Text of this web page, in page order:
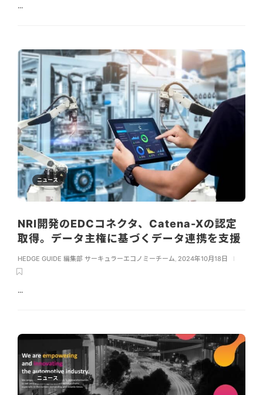
...
ニュース
NRI開発のEDCコネクタ、Catena-Xの認定
取得。データ主権に基づくデータ連携を支援
HEDGE GUIDE 編集部 サーキュラーエコノミーチーム 2024年10月18日
...
ニュース